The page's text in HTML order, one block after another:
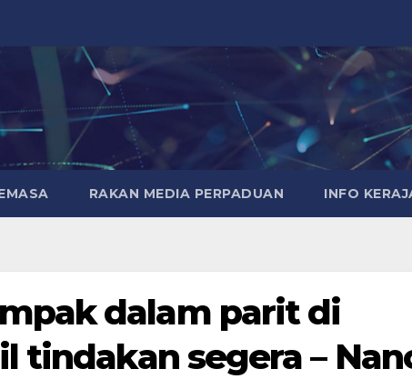
RAKAN MEDIA PERPADUAN INFO
dalam parit di
tindakan segera –